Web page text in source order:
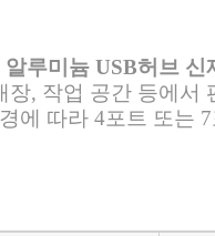
알루미늄 USB허브 신
, 작업 공간 등에서
에 따라 4포트 또는